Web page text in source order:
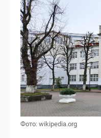
Фото: wikipedia.org